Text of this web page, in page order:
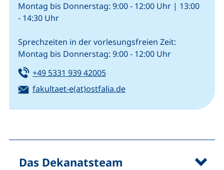
Montag bis Donnerstag: 9:00 - 12:00 Uhr | 13:00
- 14:30 Uhr
Sprechzeiten in der vorlesungsfreien Zeit:
Montag bis Donnerstag: 9:00 - 12:00 Uhr
Tel:
+49 5331 939 42005(startet einen Telefonanruf,
E-Mail:
fakultaet-e(at)ostfalia.de(öffnet Ihr E-Mail-
Das Dekanatsteam